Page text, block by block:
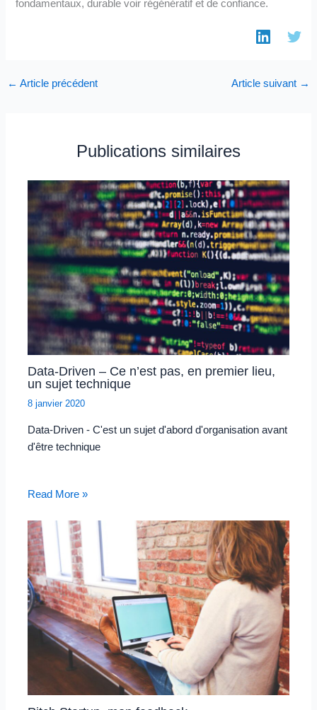
fondamentaux, durable voir régénératif et de confiance.
← Article précédent Article suivant →
Publications similaires
Data-Driven – Ce n’est pas, en premier lieu,
un sujet technique
8 janvier 2020
Data-Driven - C'est un sujet d'abord d'organisation avant
d'être technique
Read More »